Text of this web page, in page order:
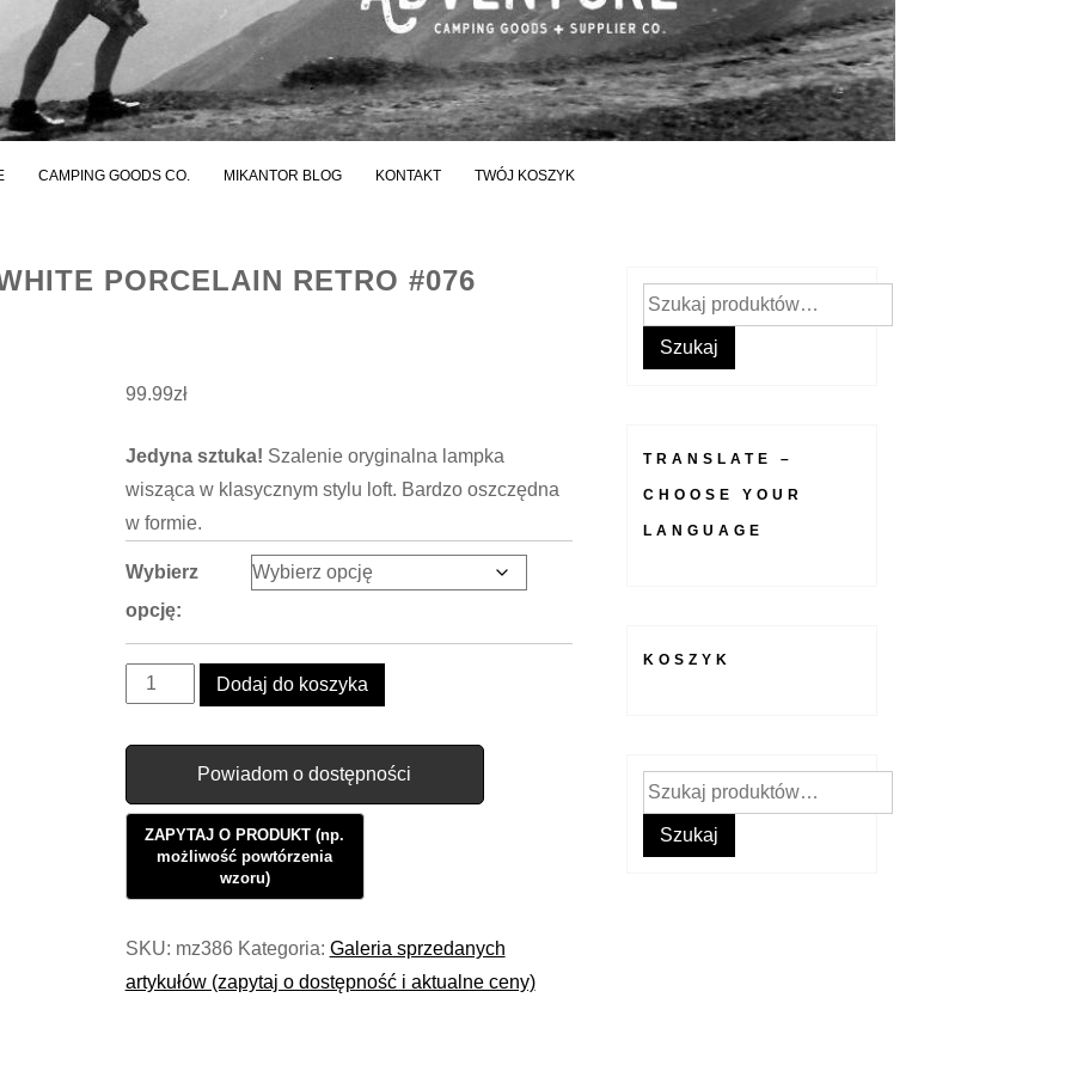
CAMPING GOODS CO. MIKANTOR BLOG KONTAKT TWÓJ KOSZYK
PORCELAIN RETRO #076
99.99zł
Jedyna sztuka! Szalenie oryginalna lampka
wisząca w klasycznym stylu loft. Bardzo oszczędna
w formie.
Wybierz
opcję:
ilość
Wisząca
White
Porcelain
Dodaj do koszyka
Powiadom o dostępności
SKU: mz386 Kategoria: Galeria sprzedanych
artykułów (zapytaj o dostępność i aktualne ceny)
Szukaj:
Szukaj
TRANSLATE –
CHOOSE YOUR
LANGUAGE
KOSZYK
Szukaj:
Szukaj